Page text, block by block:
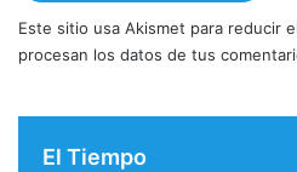
Este sitio usa Akismet para reducir
procesan los datos de tus
El Tiempo